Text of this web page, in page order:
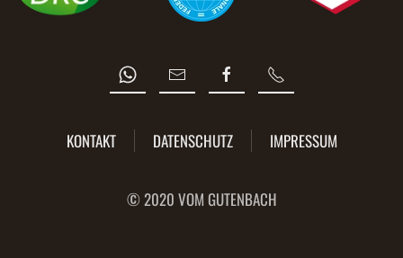
KONTAKT DATENSCHUTZ IMPRESSUM
© 2020 VOM GUTENBACH